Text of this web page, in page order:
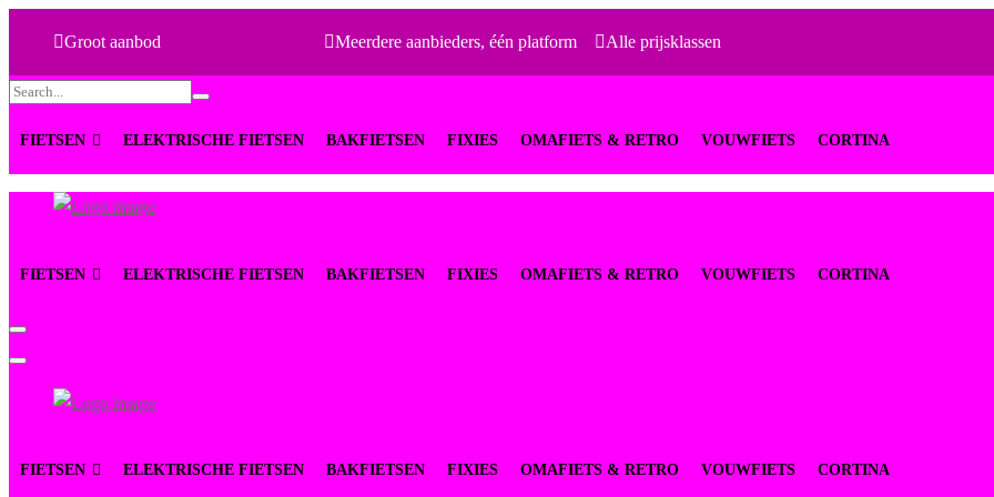
Groot aanbod Meerdere aanbieders, één platform Alle prijsklassen
Search
FIETSEN ELEKTRISCHE FIETSEN BAKFIETSEN FIXIES OMAFIETS & RETRO VOUWFIETS CORTINA
Menu
FIETSEN ELEKTRISCHE FIETSEN BAKFIETSEN FIXIES OMAFIETS & RETRO VOUWFIETS CORTINA
FIETSEN ELEKTRISCHE FIETSEN BAKFIETSEN FIXIES OMAFIETS & RETRO VOUWFIETS CORTINA